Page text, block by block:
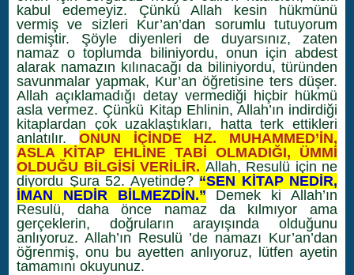
kabul edemeyiz. Çünkü Allah kesin hükmünü
vermiş ve sizleri Kur’an’dan sorumlu tutuyorum
demiştir. Şöyle diyenleri de duyarsınız, zaten
namaz o toplumda biliniyordu, onun için abdest
alarak namazın kılınacağı da biliniyordu, türünden
savunmalar yapmak, Kur’an öğretisine ters düşer.
Allah açıklamadığı detay vermediği hiçbir hükmü
asla vermez. Çünkü Kitap Ehlinin, Allah’ın indirdiği
kitaplardan çok uzaklaştıkları, hatta terk ettikleri
anlatılır. ONUN İÇİNDE HZ. MUHAMMED’İN,
ASLA KİTAP EHLİNE TABİ OLMADIĞI, ÜMMİ
OLDUĞU BİLGİSİ VERİLİR. Allah, Resulü için ne
diyordu Şura 52. Ayetinde? “SEN KİTAP NEDİR,
İMAN NEDİR BİLMEZDİN.” Demek ki Allah’ın
Resulü, daha önce namaz da kılmıyor ama
gerçeklerin, doğruların arayışında olduğunu
anlıyoruz. Allah’ın Resulü ’de namazı Kur’an’dan
öğrenmiş, onu bu ayetten anlıyoruz, lütfen ayetin
tamamını okuyunuz.